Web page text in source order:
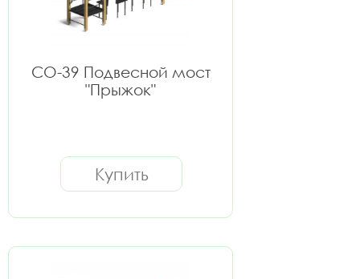
СО-39 Подвесной мост
"Прыжок"
Купить